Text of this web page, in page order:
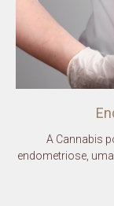
A Cannabis
endometriose,